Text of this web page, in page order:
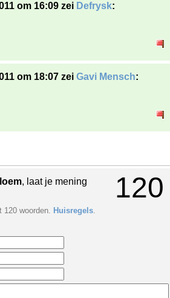
om 16:09 zei Defrysk:
om 18:07 zei Gavi Mensch:
120
, laat je mening
woorden. Huisregels